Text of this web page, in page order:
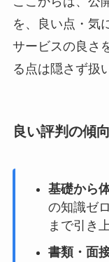
を、良い点・気
サービスの良さ
る点は隠さず扱
良い評判の傾向
基礎から
の知識ゼ
まで引き
書類・面